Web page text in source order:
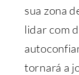
sua zona
lidar com
tornará a